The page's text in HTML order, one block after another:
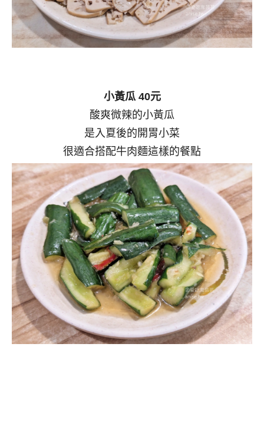
小黃瓜 40元
酸爽微辣的小黃瓜
是入夏後的開胃小菜
很適合搭配牛肉麵這樣的餐點